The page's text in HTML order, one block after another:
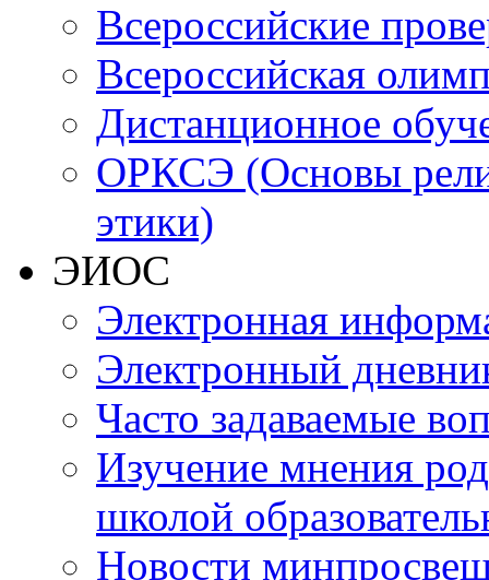
Всероссийские
Всероссийская
Дистанционное
ОРКСЭ (Основы
этики)
ЭИОС
Электронная
Электронный
Часто задаваемые
Изучение мнения
школой
Новости